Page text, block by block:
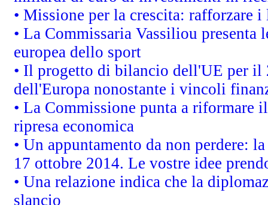
• Missione per la crescita: rafforzare
• La Commissaria Vassiliou
europea dello sport
• Il progetto di bilancio dell'UE per il
dell'Europa nonostante i vincoli
• La Commissione punta a riformare
ripresa economica
• Un appuntamento da non perdere:
17 ottobre 2014. Le vostre idee
• Una relazione indica che la
slancio